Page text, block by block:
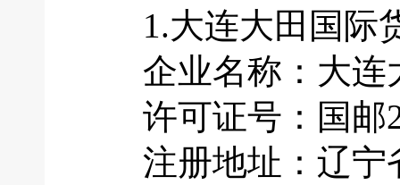
1.大连大田国际
企业名称：大连
许可证号：国邮
注册地址：辽宁